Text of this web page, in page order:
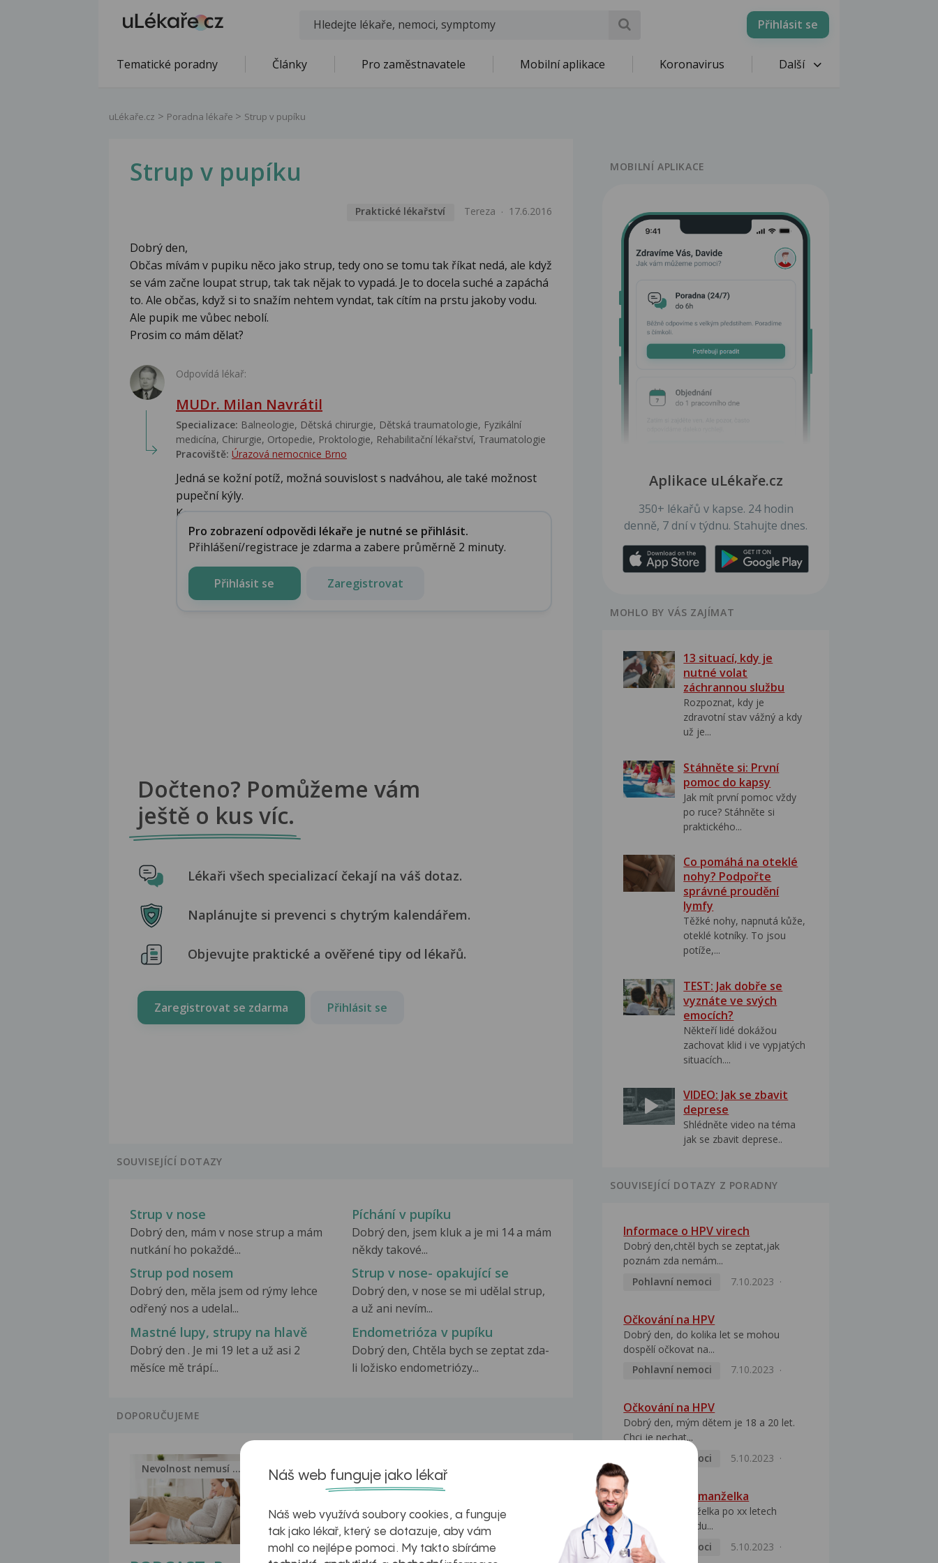
Přihlásit se
Tematické poradny Články Pro zaměstnavatele Mobilní aplikace Koronavirus Další
uLékaře.cz Poradna lékaře Strup v pupíku
Strup v pupíku
Praktické lékařství Tereza 17.6.2016
Dobrý den,
Občas mívám v pupiku něco jako strup, tedy ono se tomu tak říkat nedá, ale když
se vám začne loupat strup, tak tak nějak to vypadá. Je to docela suché a zapáchá
to. Ale občas, když si to snažím nehtem vyndat, tak cítím na prstu jakoby vodu.
Ale pupik me vůbec nebolí.
Prosim co mám dělat?
Odpovídá lékař:
MUDr. Milan Navrátil
Specializace: Balneologie, Dětská chirurgie, Dětská traumatologie, Fyzikální
medicína, Chirurgie, Ortopedie, Proktologie, Rehabilitační lékařství‎, Traumatologie
Pracoviště: Úrazová nemocnice Brno
Jedná se kožní potíž, možná souvislost s nadváhou, ale také možnost
pupeční kýly.
Kons...
Pro zobrazení odpovědi lékaře je nutné se přihlásit.
Přihlášení/registrace je zdarma a zabere průměrně 2 minuty.
Přihlásit se Zaregistrovat
Dočteno? Pomůžeme vám
ještě o kus víc.
Lékaři všech specializací čekají na váš dotaz.
Naplánujte si prevenci s chytrým kalendářem.
Objevujte praktické a ověřené tipy od lékařů.
Zaregistrovat se zdarma Přihlásit se
SOUVISEJÍCÍ DOTAZY
Strup v nose
Dobrý den, mám v nose strup a mám
nutkání ho pokaždé...
Píchání v pupíku
Dobrý den, jsem kluk a je mi 14 a mám
někdy takové...
Strup pod nosem
Dobrý den, měla jsem od rýmy lehce
odřený nos a udelal...
Strup v nose- opakující se
Dobrý den, v nose se mi udělal strup,
a už ani nevím...
Mastné lupy, strupy na hlavě
Dobrý den . Je mi 19 let a už asi 2
měsíce mě trápí...
Endometrióza v pupíku
Dobrý den, Chtěla bych se zeptat zda-
li ložisko endometriózy...
DOPORUČUJEME
Nevolnost nemusí být nutnou... Jak na zdravá játra?
MOBILNÍ APLIKACE
Aplikace uLékaře.cz
350+ lékařů v kapse. 24 hodin
denně, 7 dní v týdnu. Stahujte dnes.
MOHLO BY VÁS ZAJÍMAT
13 situací, kdy je
nutné volat
záchrannou službu
Rozpoznat, kdy je
zdravotní stav vážný a kdy
už je...
Stáhněte si: První
pomoc do kapsy
Jak mít první pomoc vždy
po ruce? Stáhněte si
praktického...
Co pomáhá na oteklé
nohy? Podpořte
správné proudění
lymfy
Těžké nohy, napnutá kůže,
oteklé kotníky. To jsou
potíže,...
TEST: Jak dobře se
vyznáte ve svých
emocích?
Někteří lidé dokážou
zachovat klid i ve vypjatých
situacích....
VIDEO: Jak se zbavit
deprese
Shlédněte video na téma
jak se zbavit deprese..
SOUVISEJÍCÍ DOTAZY Z PORADNY
Informace o HPV virech
Dobrý den,chtěl bych se zeptat,jak
poznám zda nemám...
Pohlavní nemoci
7.10.2023
Očkování na HPV
Dobrý den, do kolika let se mohou
dospělí očkovat na...
Pohlavní nemoci
7.10.2023
Očkování na HPV
Dobrý den, mým dětem je 18 a 20 let.
Chci je nechat...
Pohlavní nemoci
5.10.2023
HPV pozitivní manželka
Dobrý den, manželka po xx letech
přivezla z Východu...
Pohlavní nemoci
5.10.2023
Náš web funguje jako lékař
Náš web využívá soubory cookies, a funguje
tak jako lékař, který se dotazuje, aby vám
mohl co nejlépe pomoci. My takto sbíráme